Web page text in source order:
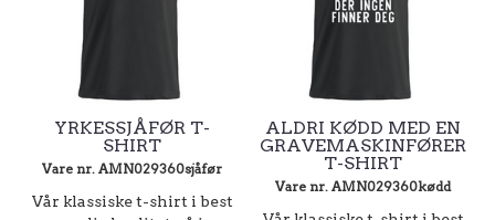
YRKESSJÅFØR T-
SHIRT
Vare nr. AMN029360sjåfør
Vår klassiske t-shirt i best
ALDRI KØDD MED EN
GRAVEMASKINFØRER
T-SHIRT
Vare nr. AMN029360kødd